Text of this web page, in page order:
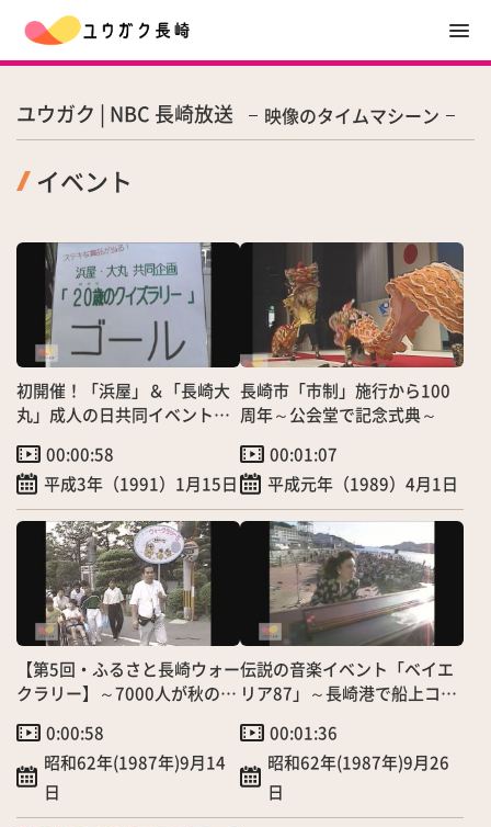
ユウガク | NBC 長崎放送 映像のタイムマシーン
イベント
初開催！「浜屋」＆「長崎大
丸」成人の日共同イベント～
00:00:58
平成3年（1991）1月15日
長崎市「市制」施行から100
周年～公会堂で記念式典～
00:01:07
平成元年（1989）4月1日
【第5回・ふるさと長崎ウォー
クラリー】～7000人が秋の長
0:00:58
昭和62年(1987年)9月14
日
伝説の音楽イベント「ベイエ
リア87」～長崎港で船上コン
00:01:36
昭和62年(1987年)9月26
日